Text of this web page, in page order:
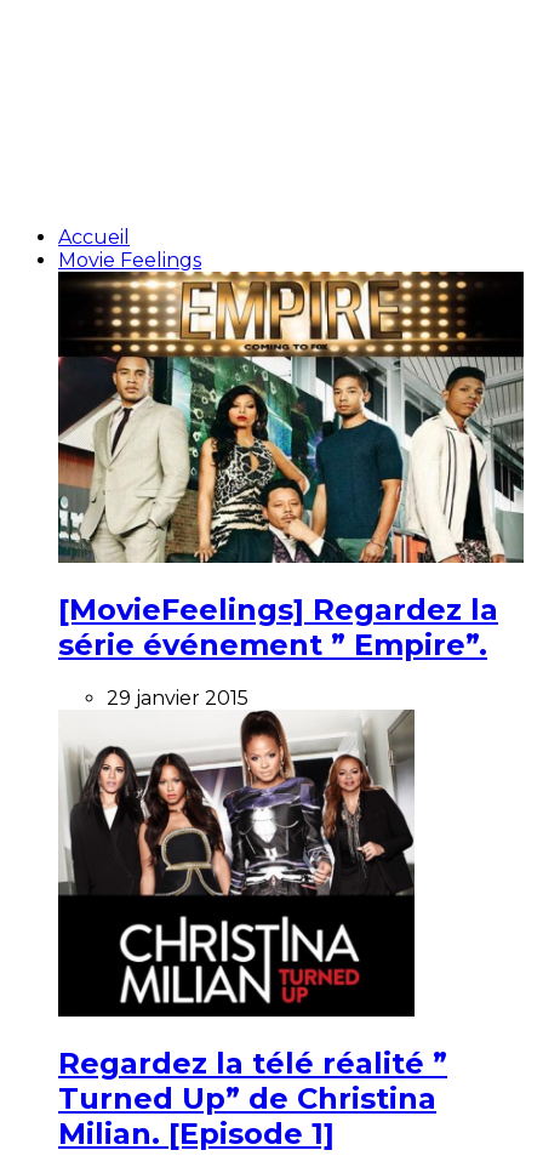
Accueil
Movie Feelings
[MovieFeelings] Regardez la
série événement ” Empire”.
29 janvier 2015
Regardez la télé réalité ”
Turned Up” de Christina
Milian. [Episode 1]